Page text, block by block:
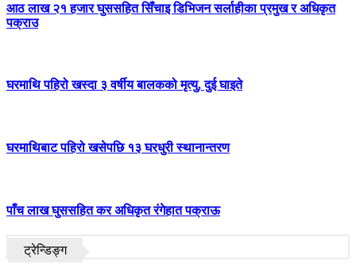
आठ लाख २१ हजार घुससहित सिँचाइ डिभिजन सर्लाहीका प्रमुख र अधिकृत
पक्राउ
घरमाथि पहिरो खस्दा ३ वर्षीय बालकको मृत्यु, दुई घाइते
घरमाथिबाट पहिरो खसेपछि १३ घरधुरी स्थानान्तरण
पाँच लाख घुससहित कर अधिकृत रंगेहात पक्राऊ
ट्रेन्डिङ्ग